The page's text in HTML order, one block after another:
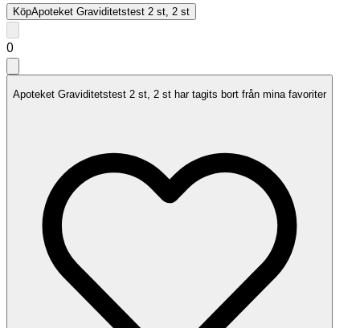
KöpApoteket Graviditetstest 2 st, 2 st
0
Apoteket Graviditetstest 2 st, 2 st har tagits bort från mina favoriter